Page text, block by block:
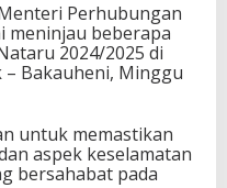
Perhubungan
meninjau beberapa
2024/2025 di
Bakauheni, Minggu
untuk memastikan
aspek keselamatan
bersahabat pada